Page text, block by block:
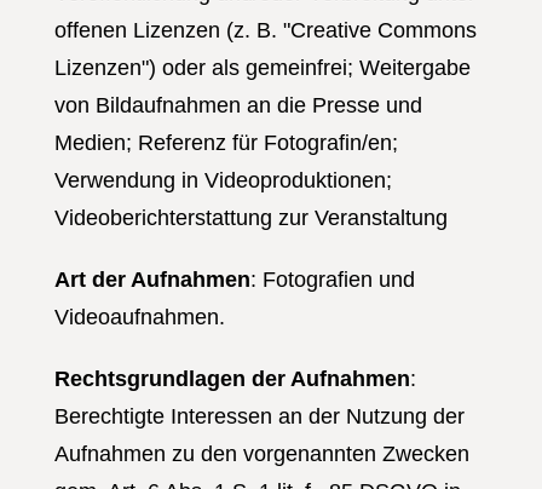
offenen Lizenzen (z. B. "Creative Commons
Lizenzen") oder als gemeinfrei; Weitergabe
von Bildaufnahmen an die Presse und
Medien; Referenz für Fotografin/en;
Verwendung in Videoproduktionen;
Videoberichterstattung zur Veranstaltung
Art der Aufnahmen: Fotografien und
Videoaufnahmen.
Rechtsgrundlagen der Aufnahmen:
Berechtigte Interessen an der Nutzung der
Aufnahmen zu den vorgenannten Zwecken